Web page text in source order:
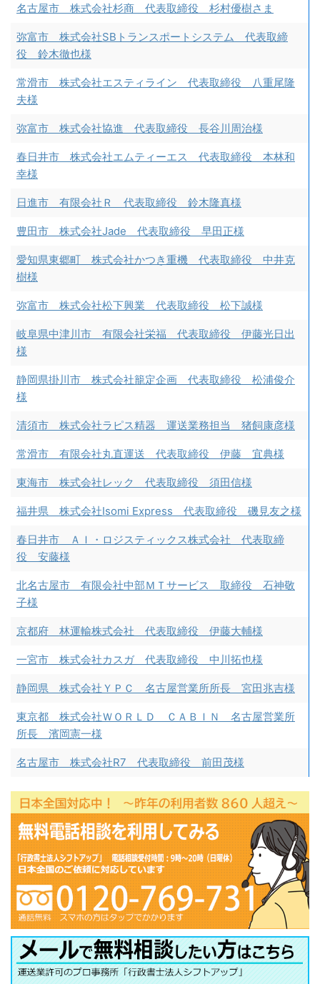
名古屋市 株式会社杉商 代表取締役 杉村優樹さま
弥富市 株式会社SBトランスポートシステム 代表取締
役 鈴木徹也様
常滑市 株式会社エスティライン 代表取締役 八重尾隆
夫様
弥富市 株式会社協進 代表取締役 長谷川周治様
春日井市 株式会社エムティーエス 代表取締役 本林和
幸様
日進市 有限会社Ｒ 代表取締役 鈴木隆真様
豊田市 株式会社Jade 代表取締役 早田正様
愛知県東郷町 株式会社かつき重機 代表取締役 中井克
樹様
弥富市 株式会社松下興業 代表取締役 松下誠様
岐阜県中津川市 有限会社栄福 代表取締役 伊藤光日出
様
静岡県掛川市 株式会社籠定企画 代表取締役 松浦俊介
様
清須市 株式会社ラピス精器 運送業務担当 猪飼康彦様
常滑市 有限会社丸直運送 代表取締役 伊藤 宜典様
東海市 株式会社レック 代表取締役 須田信様
福井県 株式会社Isomi Express 代表取締役 磯見友之様
春日井市 ＡＩ・ロジスティックス株式会社 代表取締
役 安藤様
北名古屋市 有限会社中部ＭＴサービス 取締役 石神敬
子様
京都府 林運輸株式会社 代表取締役 伊藤大輔様
一宮市 株式会社カスガ 代表取締役 中川拓也様
静岡県 株式会社ＹＰＣ 名古屋営業所所長 宮田兆吉様
東京都 株式会社ＷＯＲＬＤ ＣＡＢＩＮ 名古屋営業所
所長 濱岡憲一様
名古屋市 株式会社R7 代表取締役 前田茂様